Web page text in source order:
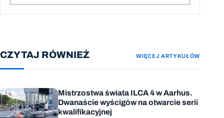
CZYTAJ RÓWNIEŻ WIĘCEJ ARTYKUŁÓW
Mistrzostwa świata ILCA 4 w Aarhus.
Dwanaście wyścigów na otwarcie serii
kwalifikacyjnej